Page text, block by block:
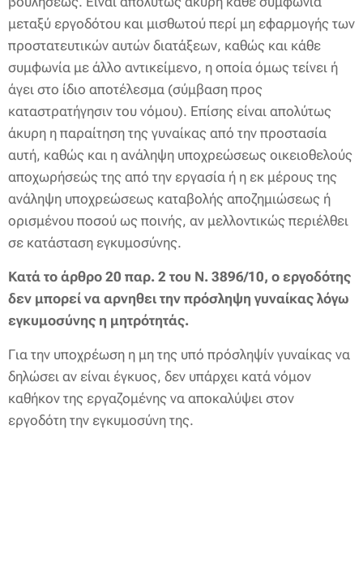
μεταξύ εργοδότου και μισθωτού περί μη εφαρμογής των
προστατευτικών αυτών διατάξεων, καθώς και κάθε
συμφωνία με άλλο αντικείμενο, η οποία όμως τείνει ή
άγει στο ίδιο αποτέλεσμα (σύμβαση προς
καταστρατήγησιν του νόμου). Επίσης είναι απολύτως
άκυρη η παραίτηση της γυναίκας από την προστασία
αυτή, καθώς και η ανάληψη υποχρεώσεως οικειοθελούς
αποχωρήσεώς της από την εργασία ή η εκ μέρους της
ανάληψη υποχρεώσεως καταβολής αποζημιώσεως ή
ορισμένου ποσού ως ποινής, αν μελλοντικώς περιέλθει
σε κατάσταση εγκυμοσύνης.
Κατά το άρθρο 20 παρ. 2 του Ν. 3896/10, ο εργοδότης
δεν μπορεί να αρνηθει την πρόσληψη γυναίκας λόγω
εγκυμοσύνης η μητρότητάς.
Για την υποχρέωση η μη της υπό πρόσληψίν γυναίκας να
δηλώσει αν είναι έγκυος, δεν υπάρχει κατά νόμον
καθήκον της εργαζομένης να αποκαλύψει στον
εργοδότη την εγκυμοσύνη της.